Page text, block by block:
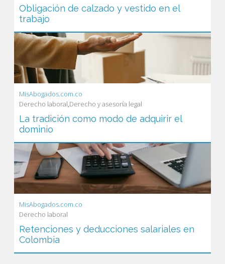
Obligación de calzado y vestido en el
trabajo
MisAbogados.com.co
Derecho laboral,Derecho y asesoría legal
La tradición como modo de adquirir el
dominio
MisAbogados.com.co
Derecho laboral
Retenciones y deducciones salariales en
Colombia